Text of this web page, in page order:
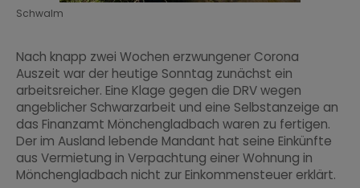
Schwalm
Nach knapp zwei Wochen erzwungener Corona
Auszeit war der heutige Sonntag zunächst ein
arbeitsreicher. Eine Klage gegen die DRV wegen
angeblicher Schwarzarbeit und eine Selbstanzeige an
das Finanzamt Mönchengladbach waren zu fertigen.
Der im Ausland lebende Mandant hat seine Einkünfte
aus Vermietung in Verpachtung einer Wohnung in
Mönchengladbach nicht zur Einkommensteuer erklärt.